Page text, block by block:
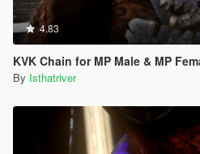
4.83
KVK Chain for MP Male & MP
By Isthatriver